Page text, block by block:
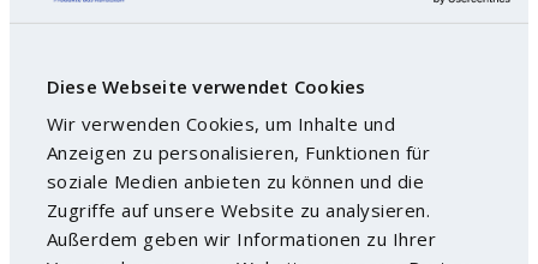
Diese Webseite verwendet Cookies
Wir verwenden Cookies, um Inhalte und
Anzeigen zu personalisieren, Funktionen für
soziale Medien anbieten zu können und die
Zugriffe auf unsere Website zu analysieren.
Außerdem geben wir Informationen zu Ihrer